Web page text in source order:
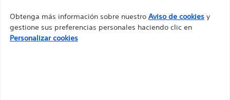
Descubrir los productos
de Boston Scientific
Obtenga más información sobre nuestro Aviso de cookiesy
gestione sus preferencias personales haciendo clic en
Personalizar cookies